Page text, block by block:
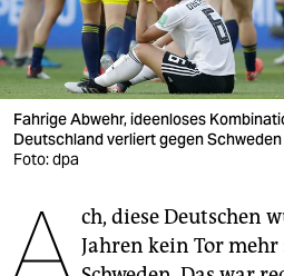
verlag
veranstaltungen
shop
fragen & hilfe
unterstützen
abo
Fahrige Abwehr, ideenloses
Deutschland verliert gegen Schweden
Foto: dpa
A ch, diese Deutschen
Jahren kein Tor mehr